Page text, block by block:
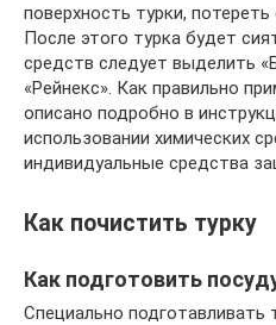
поверхность турки,
После этого турка будет
средств следует выделить
«Рейнекс». Как правильно
описано подробно в
использовании химических
индивидуальные средства
Как почистить турку
Как подготовить
Специально подготавливать